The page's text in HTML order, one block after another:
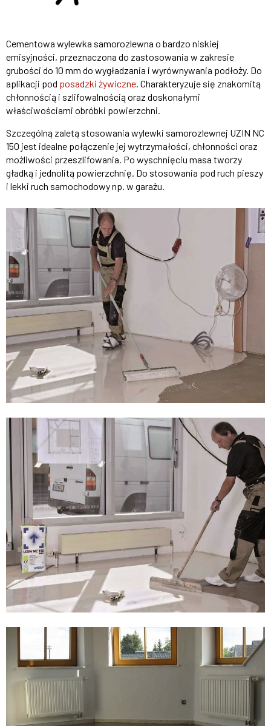
Cementowa wylewka samorozlewna o bardzo niskiej
emisyjności, przeznaczona do zastosowania w zakresie
grubości do 10 mm do wygładzania i wyrównywania podłoży. Do
aplikacji pod posadzki żywiczne. Charakteryzuje się znakomitą
chłonnością i szlifowalnością oraz doskonałymi
właściwościami obróbki powierzchni.
Szczególną zaletą stosowania wylewki samorozlewnej UZIN NC
150 jest idealne połączenie jej wytrzymałości, chłonności oraz
możliwości przeszlifowania. Po wyschnięciu masa tworzy
gładką i jednolitą powierzchnię. Do stosowania pod ruch pieszy
i lekki ruch samochodowy np. w garażu.